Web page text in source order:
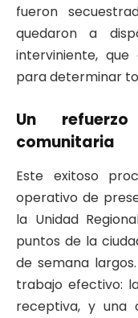
fueron
quedaron a
interviniente,
para determinar
Un
comunitaria
Este exitoso
operativo de
la Unidad
puntos de la
de semana
trabajo efectivo:
receptiva, y una